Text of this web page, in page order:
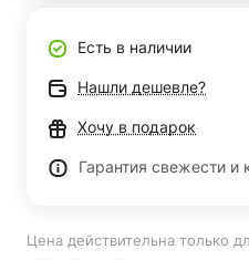
Есть в наличии
Нашли дешевле?
Хочу в подарок
Гарантия свежести и
Цена действительна только